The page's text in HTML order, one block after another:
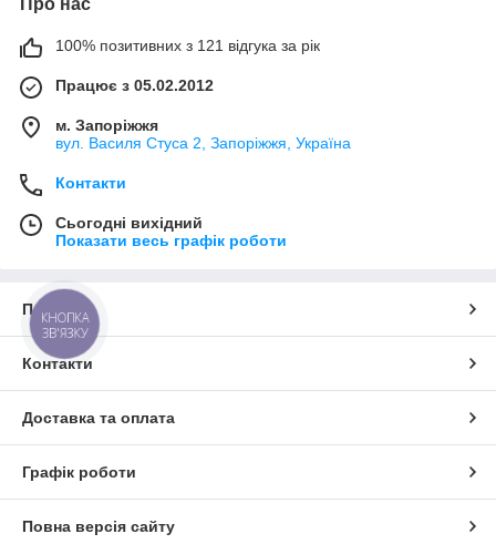
Про нас
100% позитивних з 121 відгука за рік
Працює з 05.02.2012
м. Запоріжжя
вул. Василя Стуса 2, Запоріжжя, Україна
Контакти
Сьогодні вихідний
Показати весь графік роботи
Про нас
Контакти
Доставка та оплата
Графік роботи
Повна версія сайту
КНОПКА
ЗВ'ЯЗКУ